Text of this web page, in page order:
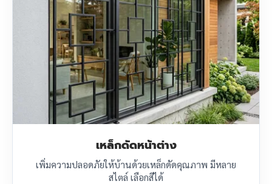
เหล็กดัดหน้าต่าง
เพิ่มความปลอดภัยให้บ้านด้วยเหล็กดัดคุณภาพ มีหลาย
สไตล์ เลือกสีได้